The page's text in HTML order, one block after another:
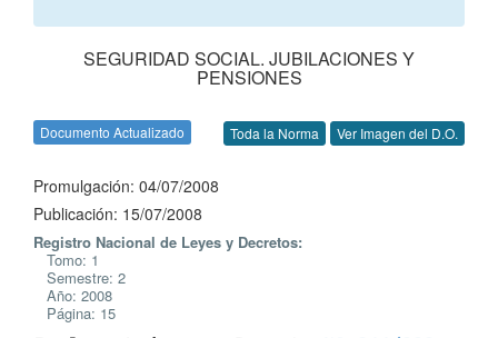
SEGURIDAD SOCIAL. JUBILACIONES Y
PENSIONES
Documento Actualizado Toda la Norma Ver Imagen del D.O.
Promulgación: 04/07/2008
Publicación: 15/07/2008
Registro Nacional de Leyes y Decretos:
Tomo: 1
Semestre: 2
Año: 2008
Página: 15